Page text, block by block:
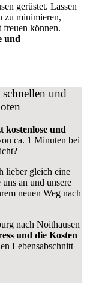
gerüstet. Lassen
zu minimieren,
freuen können.
und
und
kostenlose und
ca. 1 Minuten bei
lieber gleich eine
an und unsere
neuen Weg nach
nach Noithausen
und die Kosten
Lebensabschnitt